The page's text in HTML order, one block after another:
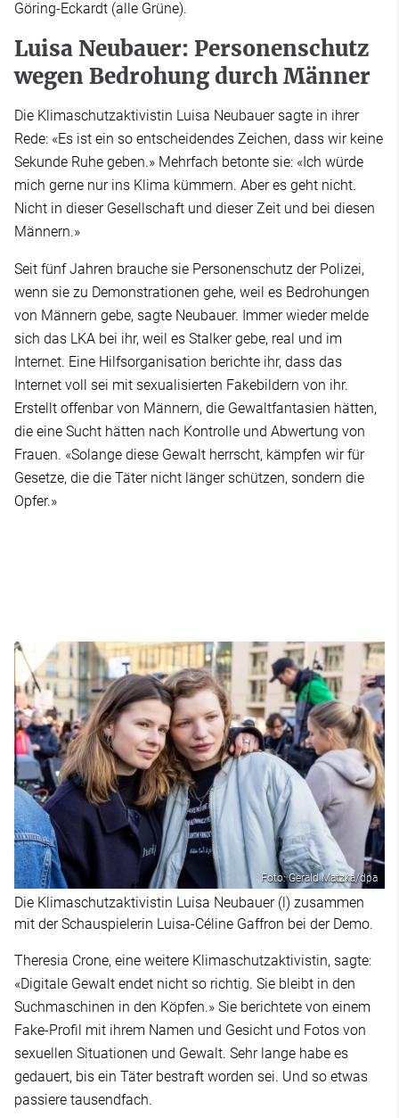
Göring-Eckardt (alle Grüne).
Luisa Neubauer: Personenschutz
wegen Bedrohung durch Männer
Die Klimaschutzaktivistin Luisa Neubauer sagte in ihrer
Rede: «Es ist ein so entscheidendes Zeichen, dass wir keine
Sekunde Ruhe geben.» Mehrfach betonte sie: «Ich würde
mich gerne nur ins Klima kümmern. Aber es geht nicht.
Nicht in dieser Gesellschaft und dieser Zeit und bei diesen
Männern.»
Seit fünf Jahren brauche sie Personenschutz der Polizei,
wenn sie zu Demonstrationen gehe, weil es Bedrohungen
von Männern gebe, sagte Neubauer. Immer wieder melde
sich das LKA bei ihr, weil es Stalker gebe, real und im
Internet. Eine Hilfsorganisation berichte ihr, dass das
Internet voll sei mit sexualisierten Fakebildern von ihr.
Erstellt offenbar von Männern, die Gewaltfantasien hätten,
die eine Sucht hätten nach Kontrolle und Abwertung von
Frauen. «Solange diese Gewalt herrscht, kämpfen wir für
Gesetze, die die Täter nicht länger schützen, sondern die
Opfer.»
Foto: Gerald Matzka/dpa
Die Klimaschutzaktivistin Luisa Neubauer (l) zusammen
mit der Schauspielerin Luisa-Céline Gaffron bei der Demo.
Theresia Crone, eine weitere Klimaschutzaktivistin, sagte:
«Digitale Gewalt endet nicht so richtig. Sie bleibt in den
Suchmaschinen in den Köpfen.» Sie berichtete von einem
Fake-Profil mit ihrem Namen und Gesicht und Fotos von
sexuellen Situationen und Gewalt. Sehr lange habe es
gedauert, bis ein Täter bestraft worden sei. Und so etwas
passiere tausendfach.